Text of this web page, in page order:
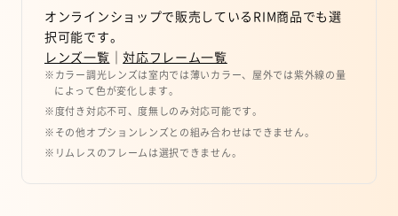
オンラインショップで販売しているRIM商品でも選
択可能です。
レンズ一覧 ｜対応フレーム一覧
※カラー調光レンズは室内では薄いカラー、屋外では紫外線の量
によって色が変化します。
※度付き対応不可、度無しのみ対応可能です。
※その他オプションレンズとの組み合わせはできません。
※リムレスのフレームは選択できません。